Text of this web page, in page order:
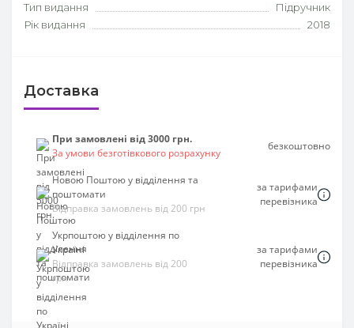
Тип видання
Підручник
Рік видання
2018
Доставка
При замовлені від 3000 грн.
За умови безготівкового розрахунку
безкоштовно
Новою Поштою у відділення та
поштомати
Відправка замовлень від 200 грн
за тарифами
перевізника
Укрпоштою у відділення по
Україні
Відправка замовлень від 200
грн
за тарифами
перевізника